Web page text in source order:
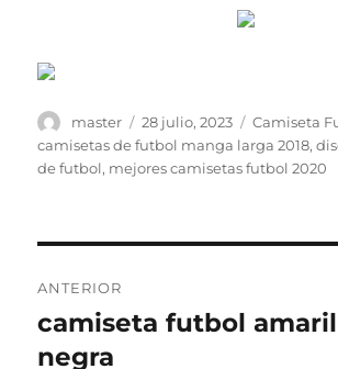
Autor
master
Publicado
el
28 julio, 2023 Categorías
Camiseta
camisetas de futbol manga larga 2018,
de futbol, mejores camisetas futbol 2020
de
entradas
ANTERIOR
Entrada
anterior:
camiseta futbol
negra